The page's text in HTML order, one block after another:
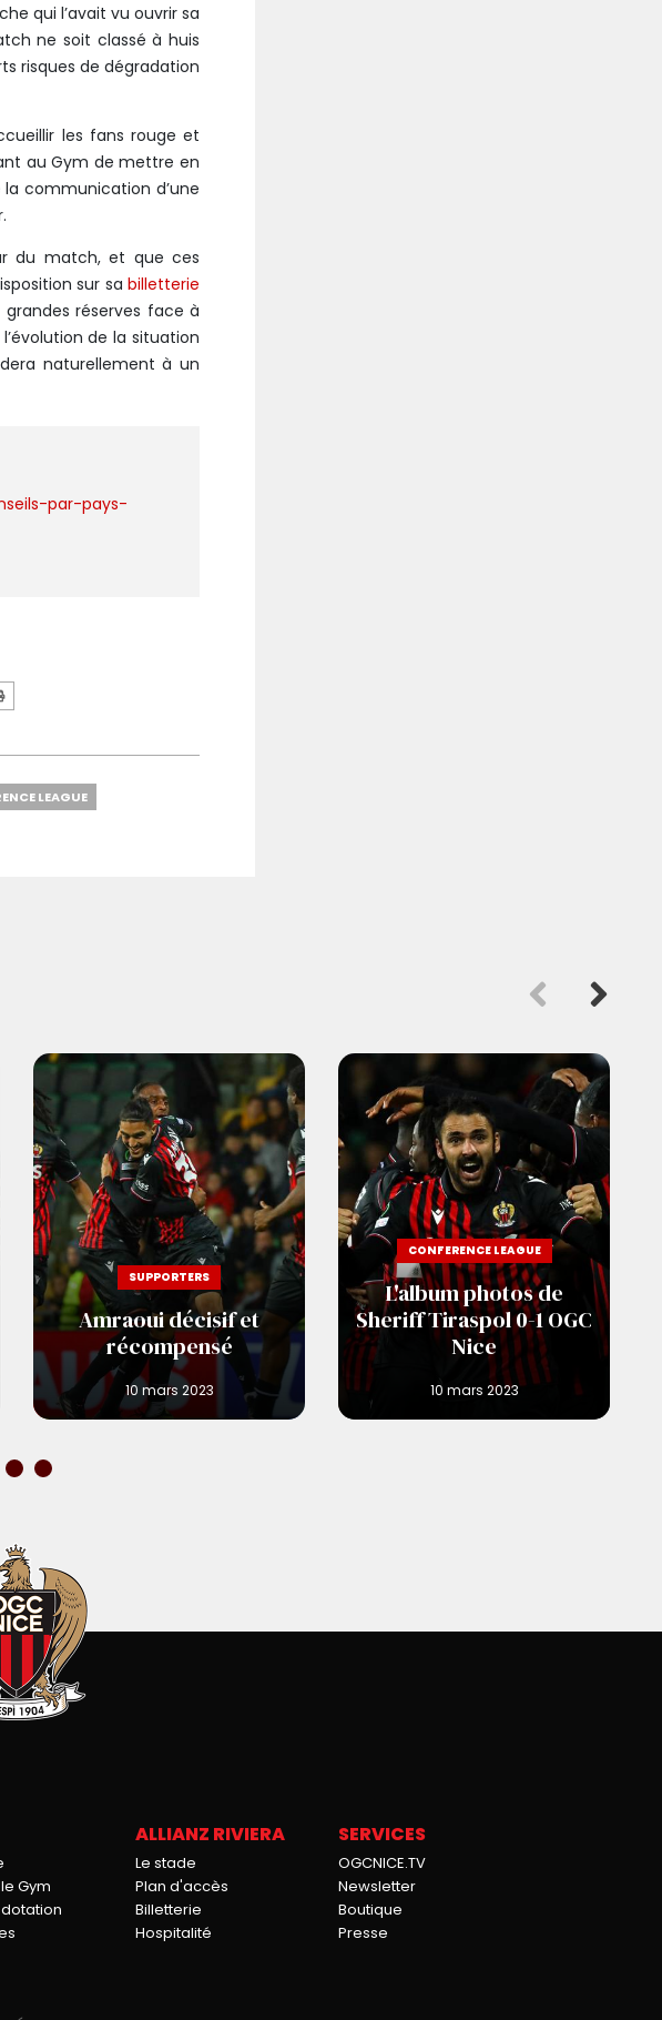
qui l’avait vu ouvrir sa
ne soit classé à huis
risques de dégradation
les fans rouge et
au Gym de mettre en
communication d’une
du match, et que ces
sur sa billetterie
réserves face à
de la situation
naturellement à un
par-pays-
LEAGUE
SUPPORTERS
Amraoui décisif et
récompensé
CONFERENCE LEAGUE
L'album photos de
Sheriff Tiraspol 0-1 OGC
Nice
Gym
ALLIANZ RIVIERA
Le stade
Plan d'accès
Billetterie
Hospitalité
SERVICES
OGCNICE.TV
Newsletter
Boutique
Presse